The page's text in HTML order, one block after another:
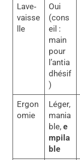
Lave‑
vaisse
lle
Oui
(cons
eil :
main
pour
l’antia
dhésif
)
Ergon
omie
Léger,
mania
ble, e
mpila
ble